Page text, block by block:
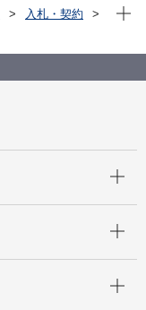
入札・契約
現在